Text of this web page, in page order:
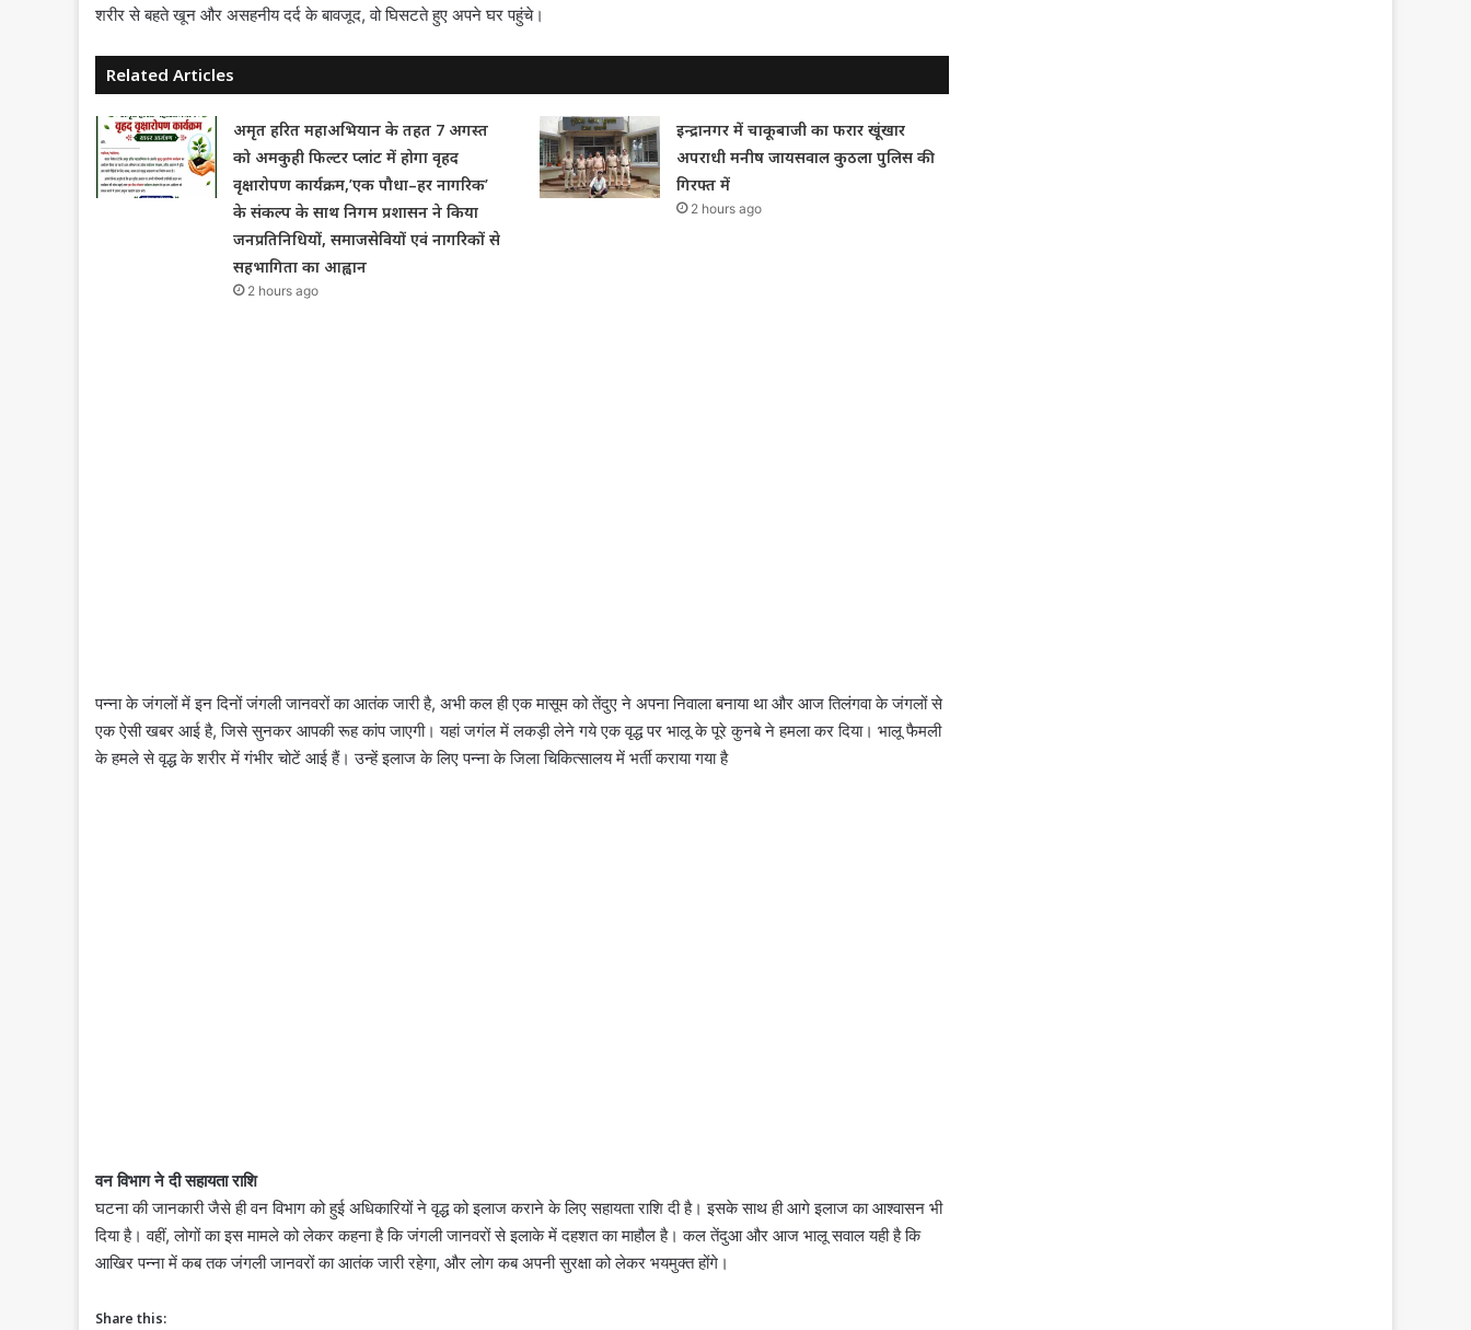
शरीर से बहते खून और असहनीय दर्द के बावजूद, वो घिसटते हुए अपने घर पहुंचे।
Related Articles
अमृत हरित महाअभियान के तहत 7 अगस्त
को अमकुही फिल्टर प्लांट में होगा वृहद
वृक्षारोपण कार्यक्रम,’एक पौधा–हर नागरिक’
के संकल्प के साथ निगम प्रशासन ने किया
जनप्रतिनिधियों, समाजसेवियों एवं नागरिकों से
सहभागिता का आह्वान
2 hours ago
इन्द्रानगर में चाकूबाजी का फरार खूंखार
अपराधी मनीष जायसवाल कुठला पुलिस की
गिरफ्त में
2 hours ago
पन्ना के जंगलों में इन दिनों जंगली जानवरों का आतंक जारी है, अभी कल ही एक मासूम को तेंदुए ने अपना निवाला बनाया था और आज तिलंगवा के जंगलों से
एक ऐसी खबर आई है, जिसे सुनकर आपकी रूह कांप जाएगी। यहां जगंल में लकड़ी लेने गये एक वृद्ध पर भालू के पूरे कुनबे ने हमला कर दिया। भालू फैमली
के हमले से वृद्ध के शरीर में गंभीर चोटें आई हैं। उन्हें इलाज के लिए पन्ना के जिला चिकित्सालय में भर्ती कराया गया है
वन विभाग ने दी सहायता राशि
घटना की जानकारी जैसे ही वन विभाग को हुई अधिकारियों ने वृद्ध को इलाज कराने के लिए सहायता राशि दी है। इसके साथ ही आगे इलाज का आश्वासन भी
दिया है। वहीं, लोगों का इस मामले को लेकर कहना है कि जंगली जानवरों से इलाके में दहशत का माहौल है। कल तेंदुआ और आज भालू सवाल यही है कि
आखिर पन्ना में कब तक जंगली जानवरों का आतंक जारी रहेगा, और लोग कब अपनी सुरक्षा को लेकर भयमुक्त होंगे।
Share this: